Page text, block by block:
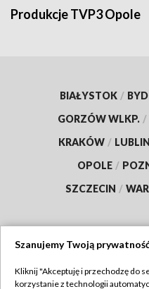
Produkcje TVP3 Opole
BIAŁYSTOK /
GORZÓW WLKP. /
KRAKÓW / LUBLIN
OPOLE /
SZCZECIN /
Szanujemy Twoją
Kliknij "Akceptuję i przechodzę do
korzystanie z technologii